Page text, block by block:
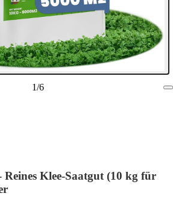
1/6
Reines Klee-Saatgut (10 kg für